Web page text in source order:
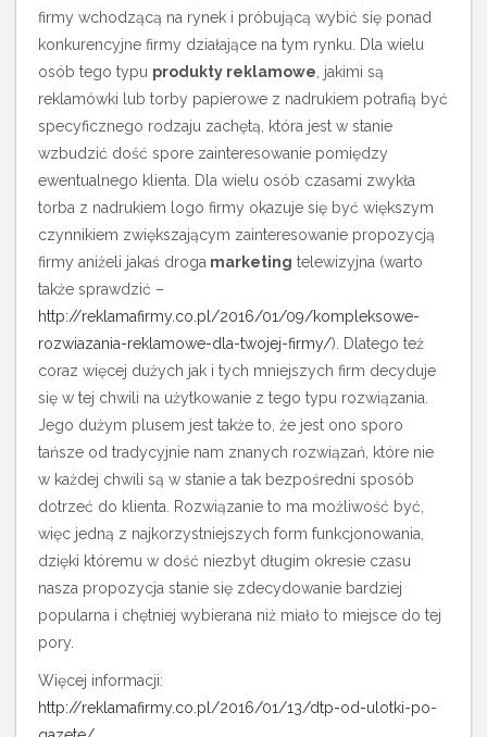
firmy wchodzącą na rynek i próbującą wybić się ponad
konkurencyjne firmy działające na tym rynku. Dla wielu
osób tego typu produkty reklamowe , jakimi są
reklamówki lub torby papierowe z nadrukiem potrafią być
specyficznego rodzaju zachętą, która jest w stanie
wzbudzić dość spore zainteresowanie pomiędzy
ewentualnego klienta. Dla wielu osób czasami zwykła
torba z nadrukiem logo firmy okazuje się być większym
czynnikiem zwiększającym zainteresowanie propozycją
firmy aniżeli jakaś droga marketing telewizyjna (warto
także sprawdzić –
http://reklamafirmy.co.pl/2016/01/09/kompleksowe-
rozwiazania-reklamowe-dla-twojej-firmy/). Dlatego też
coraz więcej dużych jak i tych mniejszych firm decyduje
się w tej chwili na użytkowanie z tego typu rozwiązania.
Jego dużym plusem jest także to, że jest ono sporo
tańsze od tradycyjnie nam znanych rozwiązań, które nie
w każdej chwili są w stanie a tak bezpośredni sposób
dotrzeć do klienta. Rozwiązanie to ma możliwość być,
więc jedną z najkorzystniejszych form funkcjonowania,
dzięki któremu w dość niezbyt długim okresie czasu
nasza propozycja stanie się zdecydowanie bardziej
popularna i chętniej wybierana niż miało to miejsce do tej
pory.
Więcej informacji:
http://reklamafirmy.co.pl/2016/01/13/dtp-od-ulotki-po-